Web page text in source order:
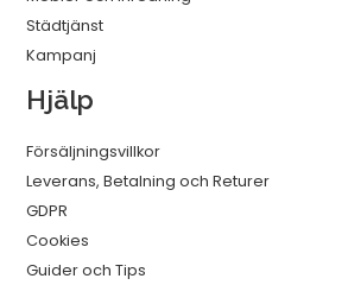
Städtjänst
Kampanj
Hjälp
Försäljningsvillkor
Leverans, Betalning och Returer
GDPR
Cookies
Guider och Tips